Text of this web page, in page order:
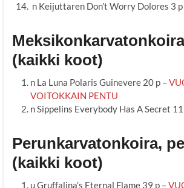
n Keijuttaren Don’t Worry Dolores 3 p
(kaikki koot)
n La Luna Polaris Guinevere 20 p –
VOITOKKAIN PENTU
n Sippelins Everybody Has A Secret
Perunkarvatonkoira,
(kaikki koot)
u Gruffalina’s Eternal Flame 39 p –